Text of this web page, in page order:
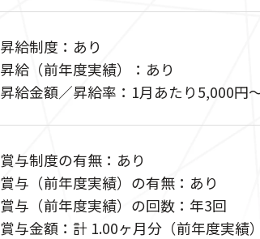
昇給制度：あり
昇給（前年度実績）：あり
昇給金額／昇給率：1月あたり5,000円
賞与制度の有無：あり
賞与（前年度実績）の有無：あり
賞与（前年度実績）の回数：年3回
賞与金額：計 1.00ヶ月分（前年度実績）